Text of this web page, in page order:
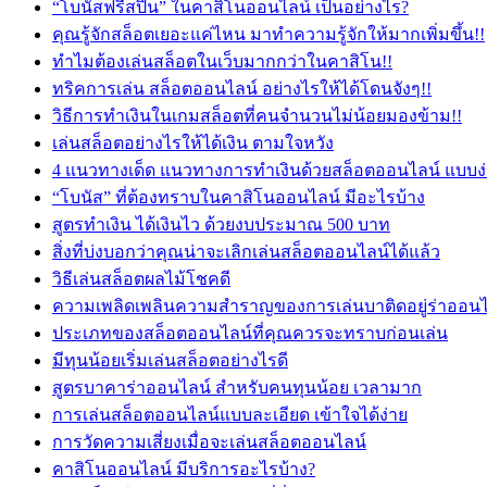
“โบนัสฟรีสปิน” ในคาสิโนออนไลน์ เป็นอย่างไร?
คุณรู้จักสล็อตเยอะแค่ไหน มาทำความรู้จักให้มากเพิ่มขึ้น!!
ทำไมต้องเล่นสล็อตในเว็บมากกว่าในคาสิโน!!
ทริคการเล่น สล็อตออนไลน์ อย่างไรให้ได้โดนจังๆ!!
วิธีการทำเงินในเกมสล็อตที่คนจำนวนไม่น้อยมองข้าม!!
เล่นสล็อตอย่างไรให้ได้เงิน ตามใจหวัง
4 แนวทางเด็ด แนวทางการทำเงินด้วยสล็อตออนไลน์ แบบ
“โบนัส” ที่ต้องทราบในคาสิโนออนไลน์ มีอะไรบ้าง
สูตรทำเงิน ได้เงินไว ด้วยงบประมาณ 500 บาท
สิ่งที่บ่งบอกว่าคุณน่าจะเลิกเล่นสล็อตออนไลน์ได้แล้ว
วิธีเล่นสล็อตผลไม้โชคดี
ความเพลิดเพลินความสำราญของการเล่นบาติดอยู่ร่าออน
ประเภทของสล็อตออนไลน์ที่คุณควรจะทราบก่อนเล่น
มีทุนน้อยเริ่มเล่นสล็อตอย่างไรดี
สูตรบาคาร่าออนไลน์ สำหรับคนทุนน้อย เวลามาก
การเล่นสล็อตออนไลน์แบบละเอียด เข้าใจได้ง่าย
การวัดความเสี่ยงเมื่อจะเล่นสล็อตออนไลน์
คาสิโนออนไลน์ มีบริการอะไรบ้าง?